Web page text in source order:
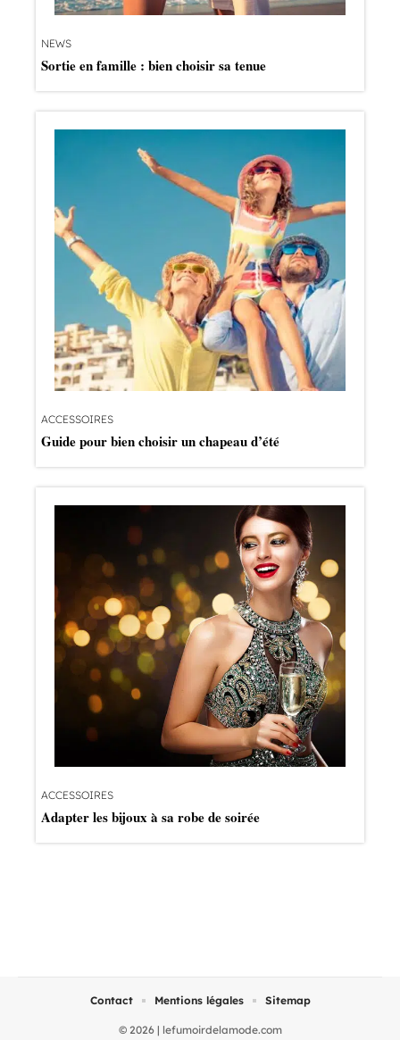
NEWS
Sortie en famille : bien choisir sa tenue
ACCESSOIRES
Guide pour bien choisir un chapeau d’été
ACCESSOIRES
Adapter les bijoux à sa robe de soirée
© 2026 | lefumoirdelamode.com
Contact Mentions légales Sitemap